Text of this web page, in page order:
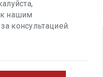
нашим
консультацией.